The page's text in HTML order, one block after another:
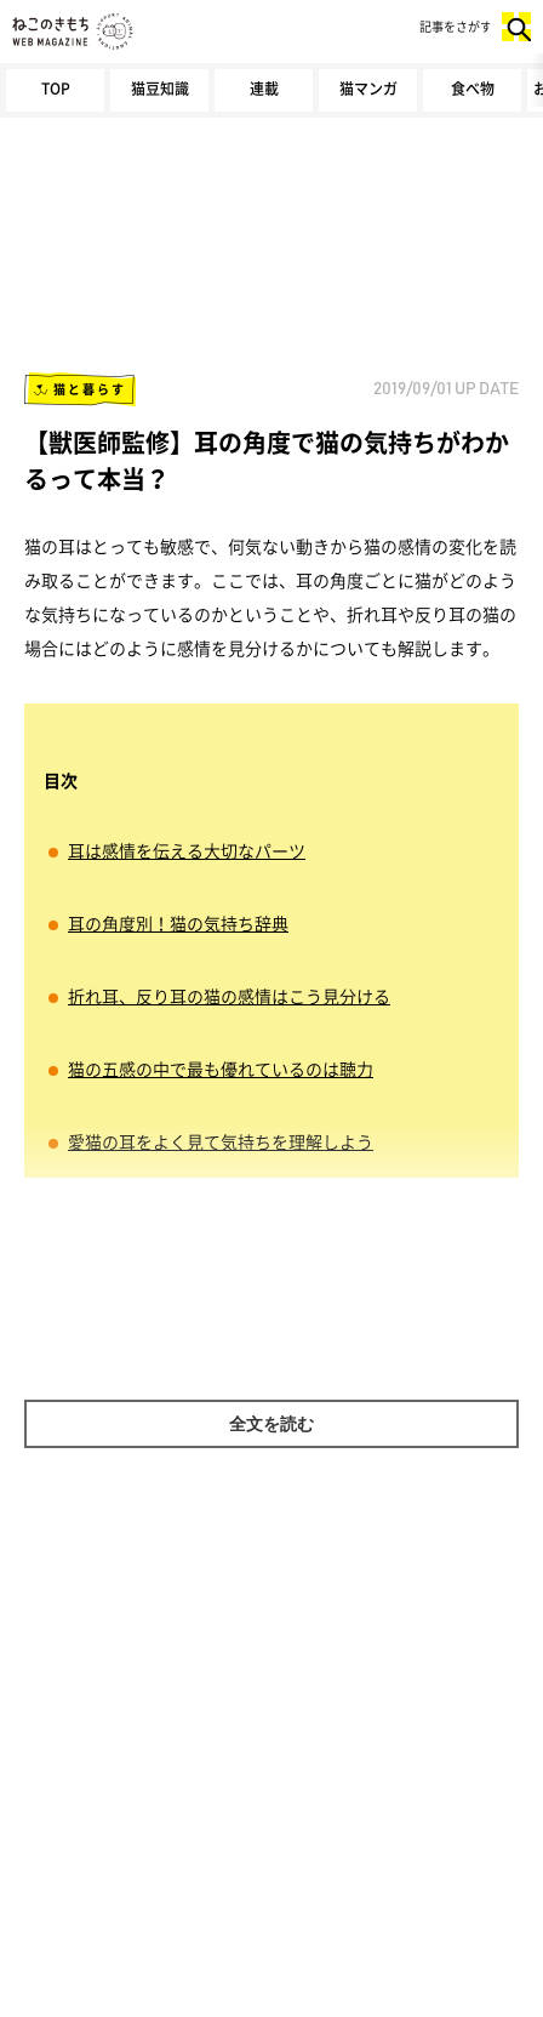
TOP 猫豆知識 連載 猫マンガ 食べ物
記事をさがす
猫と暮らす 2019/09/01 UP DATE
【獣医師監修】耳の角度で猫の気持ちがわか
るって本当？
猫の耳はとっても敏感で、何気ない動きから猫の感情の変化を読
み取ることができます。ここでは、耳の角度ごとに猫がどのよう
な気持ちになっているのかということや、折れ耳や反り耳の猫の
場合にはどのように感情を見分けるかについても解説します。
目次
耳は感情を伝える大切なパーツ
耳の角度別！猫の気持ち辞典
折れ耳、反り耳の猫の感情はこう見分ける
猫の五感の中で最も優れているのは聴力
愛猫の耳をよく見て気持ちを理解しよう
全文を読む